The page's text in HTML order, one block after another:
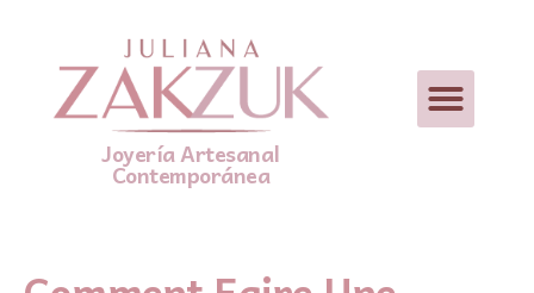
Joyería Artesanal
Contemporánea